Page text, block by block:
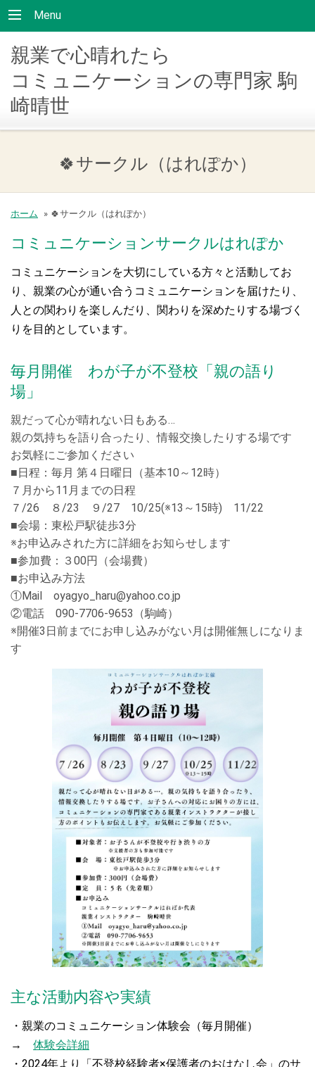
Menu
親業で心晴れたら
コミュニケーションの専門家 駒
崎晴世
🍀サークル（はれぽか）
ホーム » 🍀サークル（はれぽか）
コミュニケーションサークルはれぽか
コミュニケーションを大切にしている方々と活動してお
り、親業の心が通い合うコミュニケーションを届けたり、
人との関わりを楽しんだり、関わりを深めたりする場づく
りを目的としています。
毎月開催 わが子が不登校「親の語り
場」
親だって心が晴れない日もある…
親の気持ちを語り合ったり、情報交換したりする場です
お気軽にご参加ください
■日程：毎月 第４日曜日（基本10～12時）
７月から11月までの日程
７/26 ８/23 ９/27 10/25(※13～15時) 11/22
■会場：東松戸駅徒歩3分
※お申込みされた方に詳細をお知らせします
■参加費：３00円（会場費）
■お申込み方法
①Mail oyagyo_haru@yahoo.co.jp
②電話 090-7706-9653（駒崎）
※開催3日前までにお申し込みがない月は開催無しになりま
す
主な活動内容や実績
・親業のコミュニケーション体験会（毎月開催）
→ 体験会詳細
・2024年より「不登校経験者×保護者のおはなし会」のサ